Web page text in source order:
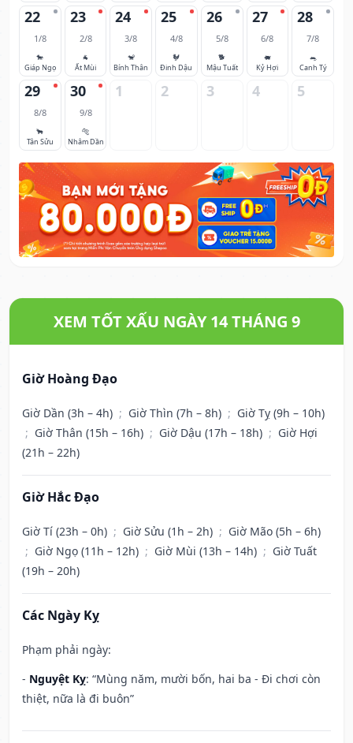
22
1/8
🐎
Giáp Ngọ
23
2/8
🐐
Ất Mùi
24
3/8
🐒
Bính Thân
25
4/8
🐓
Đinh Dậu
26
5/8
🐕
Mậu Tuất
27
6/8
🐖
Kỷ Hợi
28
7/8
🐀
Canh Tý
29
8/8
🐂
Tân Sửu
30
9/8
🐅
Nhâm Dần
1 2 3 4 5
XEM TỐT XẤU NGÀY 14 THÁNG 9
Giờ Hoàng Đạo
Giờ Dần (3h – 4h) ; Giờ Thìn (7h – 8h) ; Giờ Tỵ (9h – 10h)
; Giờ Thân (15h – 16h) ; Giờ Dậu (17h – 18h) ; Giờ Hợi
(21h – 22h)
Giờ Hắc Đạo
Giờ Tí (23h – 0h) ; Giờ Sửu (1h – 2h) ; Giờ Mão (5h – 6h)
; Giờ Ngọ (11h – 12h) ; Giờ Mùi (13h – 14h) ; Giờ Tuất
(19h – 20h)
Các Ngày Kỵ
Phạm phải ngày:
- Nguyệt Kỵ: “Mùng năm, mười bốn, hai ba - Đi chơi còn
thiệt, nữa là đi buôn”